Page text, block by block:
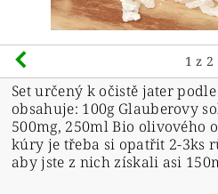
1 z 2
Set určený k očistě jater
obsahuje: 100g Glauberovy
500mg, 250ml Bio olivového
kúry je třeba si opatřit 2-3ks
aby jste z nich získali asi